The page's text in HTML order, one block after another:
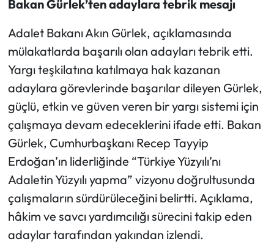
Bakan Gürlek’ten adaylara tebrik mesajı
Adalet Bakanı Akın Gürlek, açıklamasında
mülakatlarda başarılı olan adayları tebrik etti.
Yargı teşkilatına katılmaya hak kazanan
adaylara görevlerinde başarılar dileyen Gürlek,
güçlü, etkin ve güven veren bir yargı sistemi için
çalışmaya devam edeceklerini ifade etti. Bakan
Gürlek, Cumhurbaşkanı Recep Tayyip
Erdoğan’ın liderliğinde “Türkiye Yüzyılı’nı
Adaletin Yüzyılı yapma” vizyonu doğrultusunda
çalışmaların sürdürüleceğini belirtti. Açıklama,
hâkim ve savcı yardımcılığı sürecini takip eden
adaylar tarafından yakından izlendi.